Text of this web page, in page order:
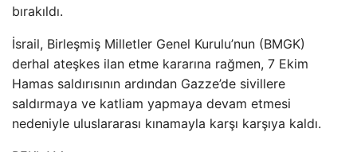
bırakıldı.
İsrail, Birleşmiş Milletler Genel Kurulu’nun (BMGK)
derhal ateşkes ilan etme kararına rağmen, 7 Ekim
Hamas saldırısının ardından Gazze’de sivillere
saldırmaya ve katliam yapmaya devam etmesi
nedeniyle uluslararası kınamayla karşı karşıya kaldı.